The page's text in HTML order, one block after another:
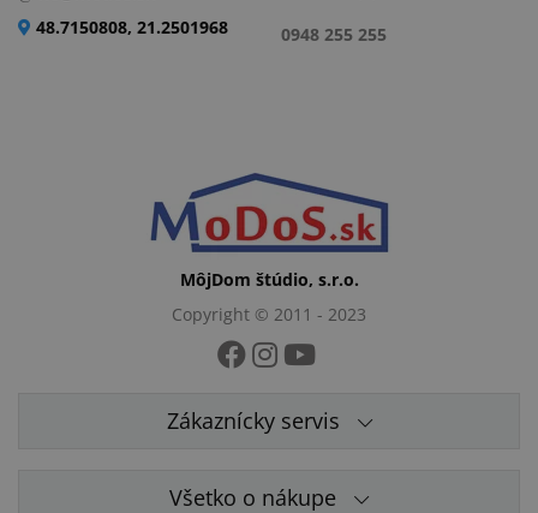
48.7150808, 21.2501968
0948 255 255
MôjDom štúdio, s.r.o.
Copyright © 2011 - 2023
Zákaznícky servis
Všetko o nákupe